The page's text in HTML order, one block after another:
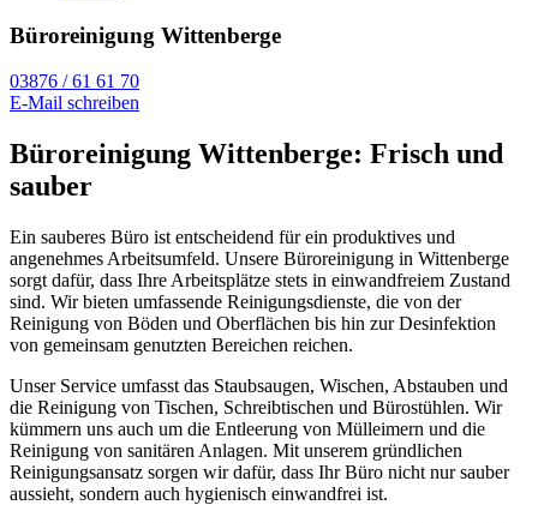
Büroreinigung Wittenberge
03876 / 61 61 70
E-Mail schreiben
Büroreinigung Wittenberge: Frisch und
sauber
Ein sauberes Büro ist entscheidend für ein produktives und
angenehmes Arbeitsumfeld. Unsere Büroreinigung in Wittenberge
sorgt dafür, dass Ihre Arbeitsplätze stets in einwandfreiem Zustand
sind. Wir bieten umfassende Reinigungsdienste, die von der
Reinigung von Böden und Oberflächen bis hin zur Desinfektion
von gemeinsam genutzten Bereichen reichen.
Unser Service umfasst das Staubsaugen, Wischen, Abstauben und
die Reinigung von Tischen, Schreibtischen und Bürostühlen. Wir
kümmern uns auch um die Entleerung von Mülleimern und die
Reinigung von sanitären Anlagen. Mit unserem gründlichen
Reinigungsansatz sorgen wir dafür, dass Ihr Büro nicht nur sauber
aussieht, sondern auch hygienisch einwandfrei ist.